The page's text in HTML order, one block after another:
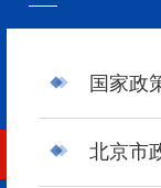
国家政
北京市